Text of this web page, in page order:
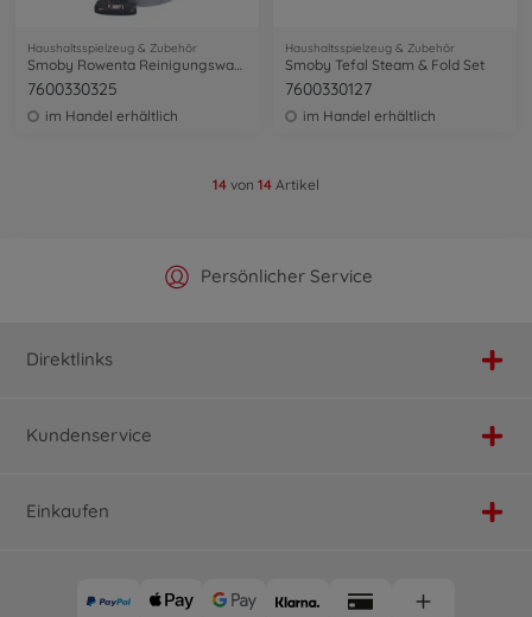
Haushaltsspielzeug & Zubehör
Smoby Rowenta Reinigungswagen+ Staubsauger
7600330325
im Handel erhältlich
Haushaltsspielzeug & Zubehör
Smoby Tefal Steam & Fold Set
7600330127
im Handel erhältlich
14 von 14 Artikel
Offizieller Hersteller Shop
Persönlicher Service
Versandkostenfrei ab 25€
Schnelle Lieferung
Direktlinks
Kundenservice
Einkaufen